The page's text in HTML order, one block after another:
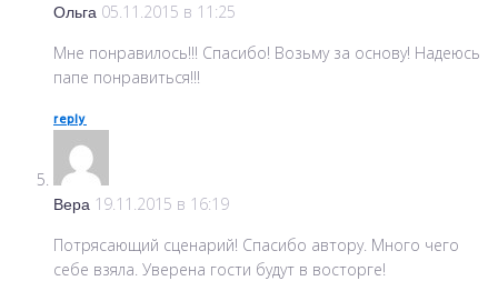
Ольга 05.11.2015 в 11:25
Мне понравилось!!! Спасибо! Возьму за основу! Надеюсь
папе понравиться!!!
reply
Вера 19.11.2015 в 16:19
Потрясающий сценарий! Спасибо автору. Много чего
себе взяла. Уверена гости будут в восторге!